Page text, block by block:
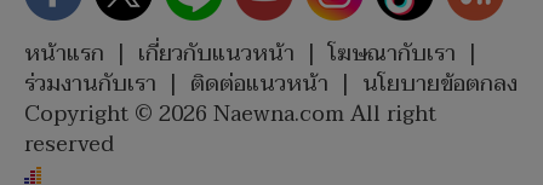
หน้าแรก | เกี่ยวกับแนวหน้า | โฆษณากับเรา |
ร่วมงานกับเรา | ติดต่อแนวหน้า | นโยบายข้อตกลง
Copyright © 2026 Naewna.com All right
reserved